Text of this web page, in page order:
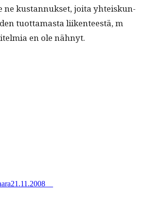
ne kus­tan­nuk­set, joi­ta yhteiskun­
tuot­ta­mas­ta liiken­teestä, m
en ole nähnyt.
21.11.2008